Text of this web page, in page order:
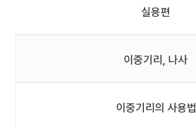
실용편
이중기리, 나사
이중기리의 사용법